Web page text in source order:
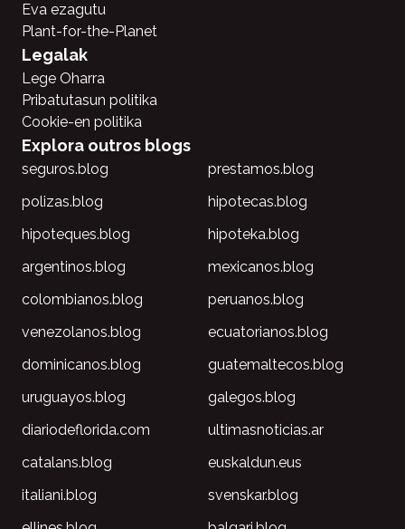
Eva ezagutu
Plant-for-the-Planet
Legalak
Lege Oharra
Pribatutasun politika
Cookie-en politika
Explora outros blogs
seguros.blog
prestamos.blog
polizas.blog
hipotecas.blog
hipoteques.blog
hipoteka.blog
argentinos.blog
mexicanos.blog
colombianos.blog
peruanos.blog
venezolanos.blog
ecuatorianos.blog
dominicanos.blog
guatemaltecos.blog
uruguayos.blog
galegos.blog
diariodeflorida.com
ultimasnoticias.ar
catalans.blog
euskaldun.eus
italiani.blog
svenskar.blog